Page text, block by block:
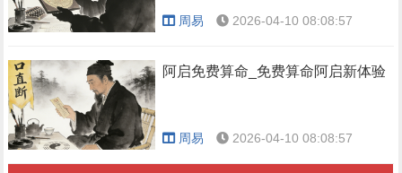
周易 2026-04-10 08:08:57
阿启免费算命_免费算命阿启新体验
周易 2026-04-10 08:08:57